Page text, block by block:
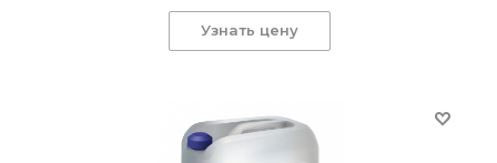
Узнать цену